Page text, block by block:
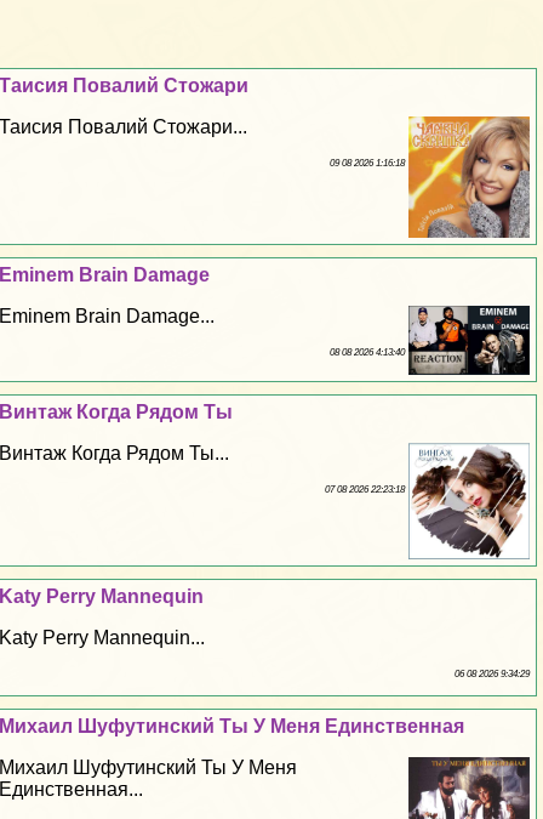
Таисия Повалий Стожари
Таисия Повалий Стожари...
09 08 2026 1:16:18
Eminem Brain Damage
Eminem Brain Damage...
08 08 2026 4:13:40
Винтаж Когда Рядом Ты
Винтаж Когда Рядом Ты...
07 08 2026 22:23:18
Katy Perry Mannequin
Katy Perry Mannequin...
06 08 2026 9:34:29
Михаил Шуфутинский Ты У Меня Единственная
Михаил Шуфутинский Ты У Меня
Единственная...